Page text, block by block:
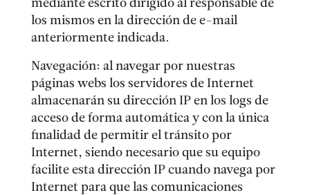
mediante escrito dirigido al responsable de
los mismos en la dirección de e-mail
anteriormente indicada.
Navegación: al navegar por nuestras
páginas webs los servidores de Internet
almacenarán su dirección IP en los logs de
acceso de forma automática y con la única
finalidad de permitir el tránsito por
Internet, siendo necesario que su equipo
facilite esta dirección IP cuando navega por
Internet para que las comunicaciones